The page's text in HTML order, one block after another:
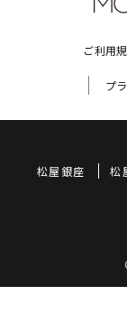
ご利用
プ
松屋銀座 松